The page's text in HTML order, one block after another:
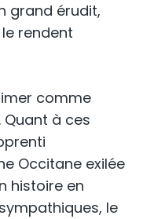
grand érudit,
rendent
comme
Quant à ces
Occitane exilée
histoire en
le